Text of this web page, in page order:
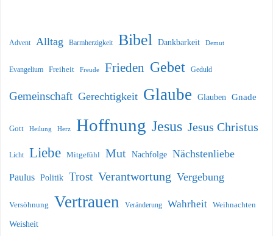
Advent Alltag Barmherzigkeit Bibel Dankbarkeit Demut
Evangelium Freiheit Freude Frieden Gebet Geduld
Gemeinschaft Gerechtigkeit Glaube Glauben Gnade
Gott Heilung Herz Hoffnung Jesus Jesus Christus
Licht Liebe Mitgefühl Mut Nachfolge Nächstenliebe
Paulus Politik Trost Verantwortung Vergebung
Versöhnung Vertrauen Veränderung Wahrheit Weihnachten
Weisheit